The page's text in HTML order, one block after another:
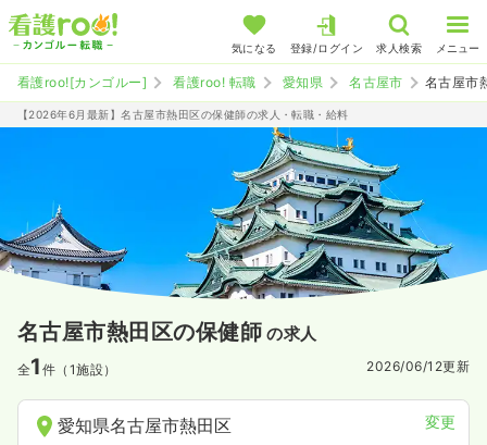
気になる 登録/ログイン 求人検索 メニュー
看護roo![カンゴルー] 看護roo! 転職 愛知県 名古屋市 名古屋市
【2026年6月最新】名古屋市熱田区の保健師の求人・転職・給料
名古屋市熱田区の保健師 の求人
全1 件（1施設） 2026/06/12更新
愛知県名古屋市熱田区 変更